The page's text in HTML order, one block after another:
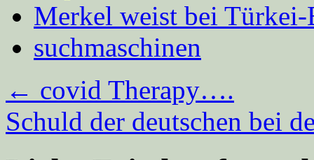
Merkel weist bei
suchmaschinen
← covid Therapy….
Schuld der deutschen bei